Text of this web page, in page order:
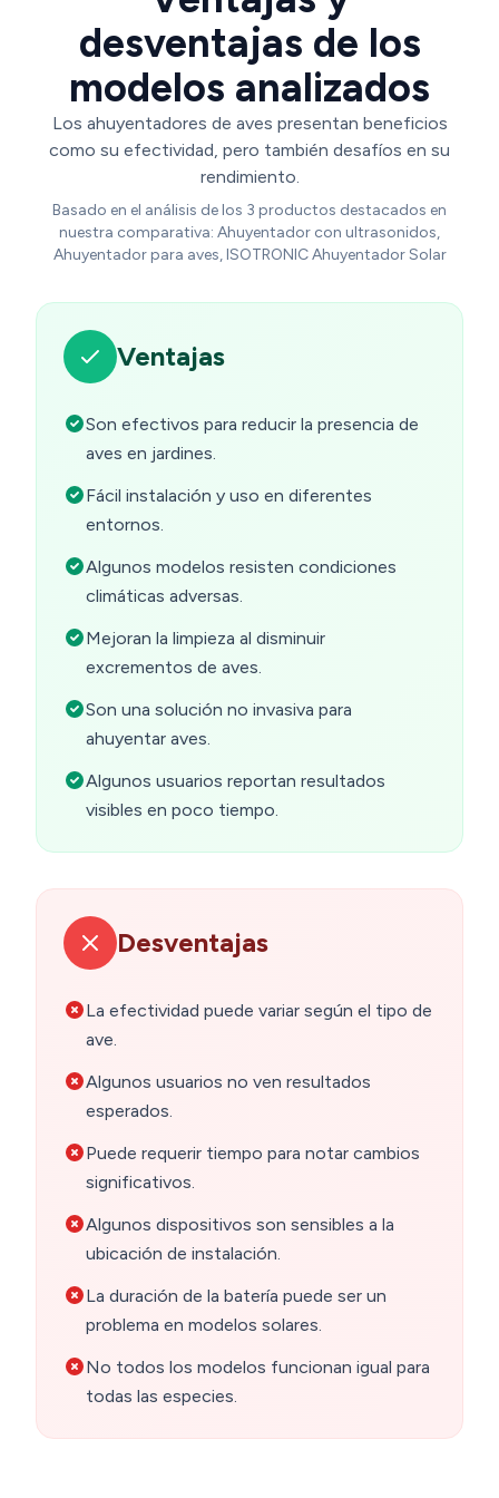
desventajas de los
modelos analizados
Los ahuyentadores de aves presentan beneficios
como su efectividad, pero también desafíos en su
rendimiento.
Basado en el análisis de los 3 productos destacados en
nuestra comparativa: Ahuyentador con ultrasonidos,
Ahuyentador para aves, ISOTRONIC Ahuyentador Solar
Ventajas
Son efectivos para reducir la presencia de
aves en jardines.
Fácil instalación y uso en diferentes
entornos.
Algunos modelos resisten condiciones
climáticas adversas.
Mejoran la limpieza al disminuir
excrementos de aves.
Son una solución no invasiva para
ahuyentar aves.
Algunos usuarios reportan resultados
visibles en poco tiempo.
Desventajas
La efectividad puede variar según el tipo de
ave.
Algunos usuarios no ven resultados
esperados.
Puede requerir tiempo para notar cambios
significativos.
Algunos dispositivos son sensibles a la
ubicación de instalación.
La duración de la batería puede ser un
problema en modelos solares.
No todos los modelos funcionan igual para
todas las especies.